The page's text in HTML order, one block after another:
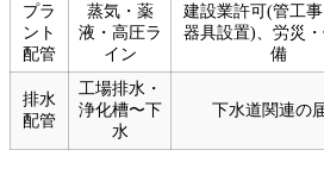
プラ
ント
配管
蒸気・薬
液・高圧ラ
イン
建設業許可(管工
器具設置)、労災
備
排水
配管
工場排水・
浄化槽〜下
水
下水道関連の